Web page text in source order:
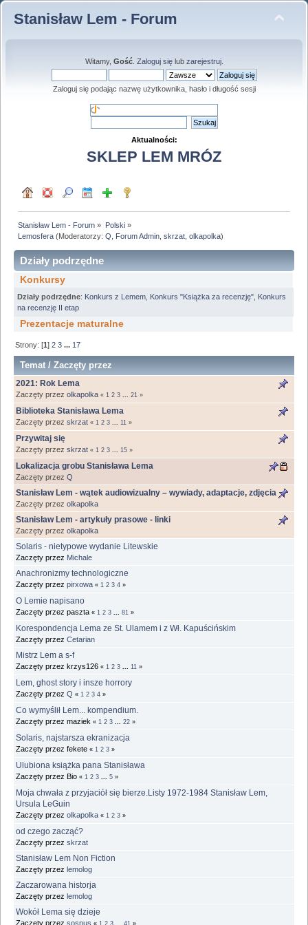
Stanisław Lem - Forum
Witamy, Gość. Zaloguj sięlub zarejestruj.
Zaloguj się podając nazwę użytkownika, hasło i długość sesji
Aktualności:
SKLEP LEM MRÓZ
Stanisław Lem - Forum » Polski»
Lemosfera (Moderatorzy:Q Forum Admin ,skrzat ,olkapolka)
Działy podrzędne
Konkursy
Działy podrzędne: Konkurs z Lemem Konkurs "Książka za recenzję" Konkurs
na recenzję II etap
Prezentacje maturalne
Strony: [1]2 3 ... 17
Temat/Zaczęty przez
2021: Rok Lema
Zaczęty przez olkapolka « 1 2 3 ... 21 »
Biblioteka Stanisława Lema
Zaczęty przez skrzat « 1 2 3 ... 11 »
Przywitaj się
Zaczęty przez skrzat « 1 2 3 ... 15 »
Lokalizacja grobu Stanisława Lema
Zaczęty przez Q
Stanisław Lem - wątek audiowizualny – wywiady, adaptacje, zdjęcia
Zaczęty przez olkapolka
Stanisław Lem - artykuły prasowe - linki
Zaczęty przez olkapolka
Solaris - nietypowe wydanie Litewskie
Zaczęty przez Michale
Anachronizmy technologiczne
Zaczęty przez pirxowa « 1 2 3 4 »
O Lemie napisano
Zaczęty przez paszta « 1 2 3 ... 81 »
Korespondencja Lema ze St. Ulamem i z Wł. Kapuścińskim
Zaczęty przez Cetarian
Mistrz Lem a s-f
Zaczęty przez krzys126 « 1 2 3 ... 11 »
Lem, ghost story i insze horrory
Zaczęty przez Q « 1 2 3 4 »
Co wymyślił Lem... kompendium.
Zaczęty przez maziek « 1 2 3 ... 22 »
Solaris, najstarsza ekranizacja
Zaczęty przez fekete « 1 2 3 »
Ulubiona książka pana Stanisława
Zaczęty przez Bio « 1 2 3 ... 5 »
Moja chwała z przyjaciół się bierze.Listy 1972-1984 Stanisław Lem,
Ursula LeGuin
Zaczęty przez olkapolka « 1 2 3 »
od czego zacząć?
Zaczęty przez skrzat
Stanisław Lem Non Fiction
Zaczęty przez lemolog
Zaczarowana historja
Zaczęty przez lemolog
Wokół Lema się dzieje
Zaczęty przez sosnus